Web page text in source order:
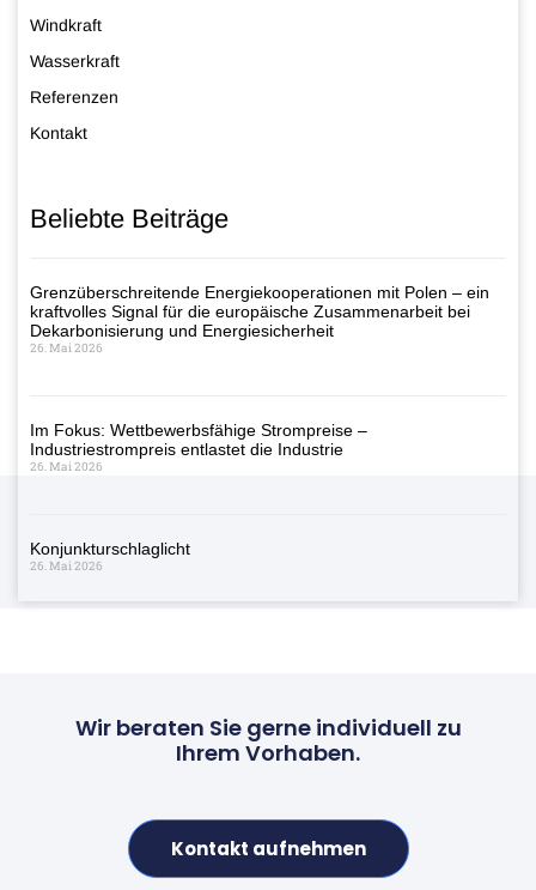
Windkraft
Wasserkraft
Referenzen
Kontakt
Beliebte Beiträge
Grenzüberschreitende Energiekooperationen mit Polen – ein
kraftvolles Signal für die europäische Zusammenarbeit bei
Dekarbonisierung und Energiesicherheit
26. Mai 2026
Im Fokus: Wettbewerbsfähige Strompreise –
Industriestrompreis entlastet die Industrie
26. Mai 2026
Konjunkturschlaglicht
26. Mai 2026
Wir beraten Sie gerne individuell zu
Ihrem Vorhaben.
Kontakt aufnehmen